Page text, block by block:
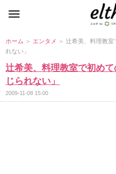
ホーム ＞ エンタメ ＞ 辻希美、料理教
れない」
辻希美、料理教室で初め
じられない」
2009-11-08 15:00